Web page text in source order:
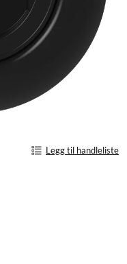
Legg til handleliste